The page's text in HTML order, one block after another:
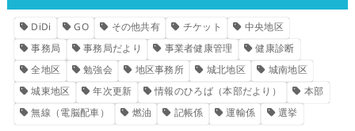
DiDi GO その他共有 チケット
中央地区
事務局
事務局だより 事業者健康管理
健康診断
全地区
勉強会 地区事務所 城北地区
城南地区
城東地区
年次更新 情報のひろば（本部だより）
本部
無線（電脳配車）
燃油 記帳係 運輸係 選挙